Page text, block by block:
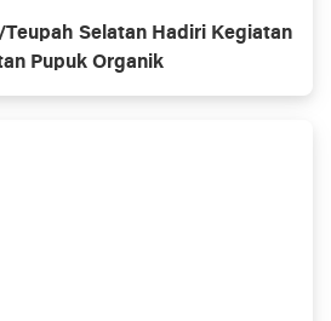
Selatan Hadiri Kegiatan
Pupuk Organik